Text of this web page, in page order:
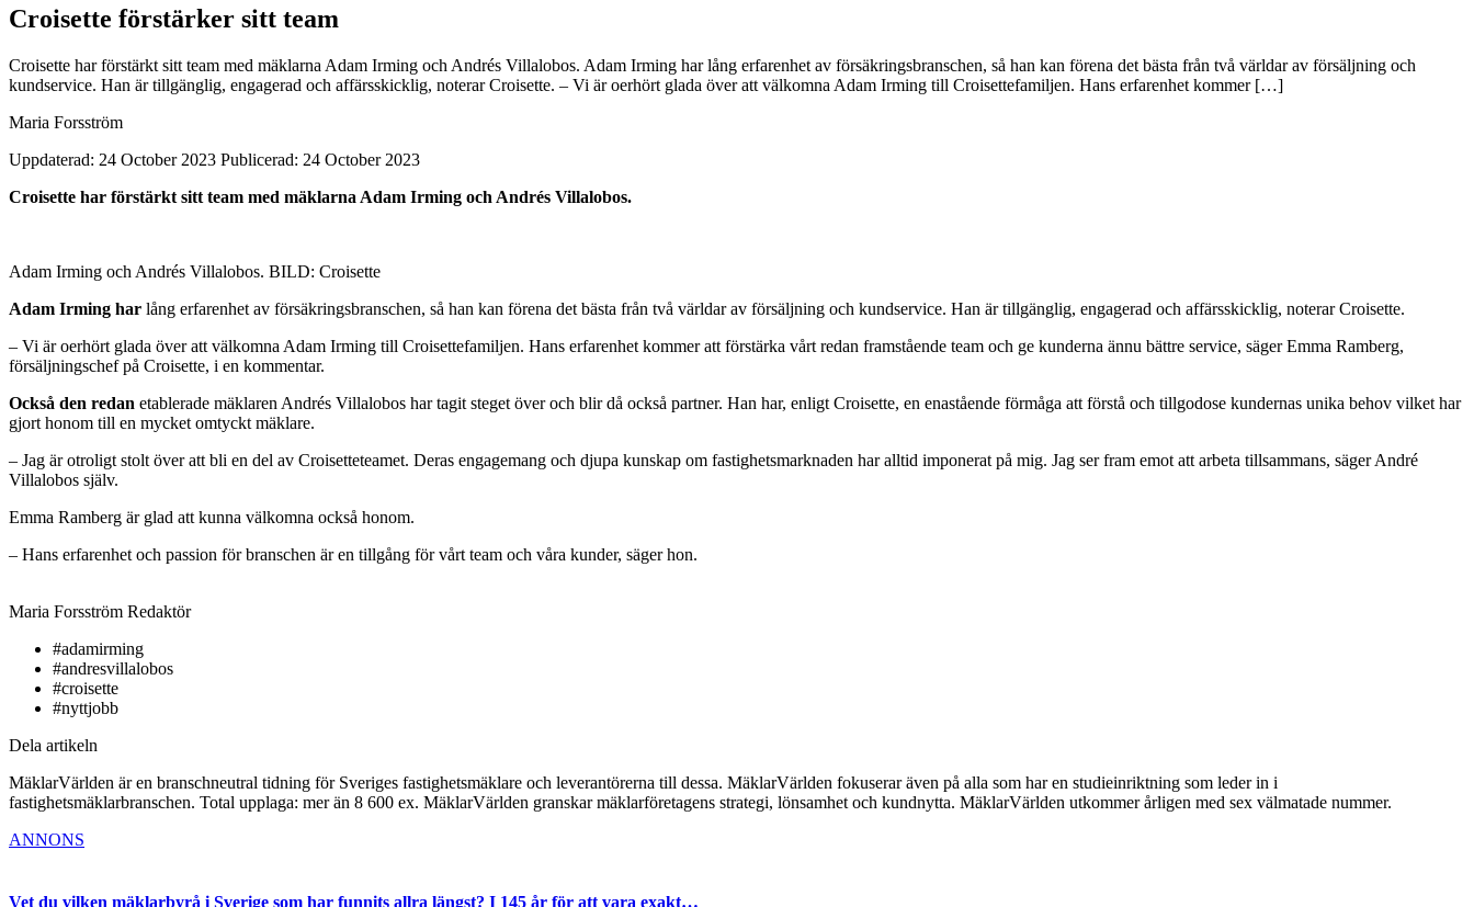
Croisette förstärker sitt team
Croisette har förstärkt sitt team med mäklarna Adam Irming och Andrés Villalobos. Adam Irming har lång erfarenhet av försäkringsbranschen, så han kan förena det bästa från två världar av försäljning och
kundservice. Han är tillgänglig, engagerad och affärsskicklig, noterar Croisette. – Vi är oerhört glada över att välkomna Adam Irming till Croisettefamiljen. Hans erfarenhet kommer […]
Maria Forsström
Uppdaterad: 24 October 2023 Publicerad: 24 October 2023
Croisette har förstärkt sitt team med mäklarna Adam Irming och Andrés Villalobos.
Adam Irming och Andrés Villalobos. BILD: Croisette
Adam Irming har lång erfarenhet av försäkringsbranschen, så han kan förena det bästa från två världar av försäljning och kundservice. Han är tillgänglig, engagerad och affärsskicklig, noterar Croisette.
– Vi är oerhört glada över att välkomna Adam Irming till Croisettefamiljen. Hans erfarenhet kommer att förstärka vårt redan framstående team och ge kunderna ännu bättre service, säger Emma Ramberg,
försäljningschef på Croisette, i en kommentar.
Också den redan etablerade mäklaren Andrés Villalobos har tagit steget över och blir då också partner. Han har, enligt Croisette, en enastående förmåga att förstå och tillgodose kundernas unika behov vilket har
gjort honom till en mycket omtyckt mäklare.
– Jag är otroligt stolt över att bli en del av Croisetteteamet. Deras engagemang och djupa kunskap om fastighetsmarknaden har alltid imponerat på mig. Jag ser fram emot att arbeta tillsammans, säger André
Villalobos själv.
Emma Ramberg är glad att kunna välkomna också honom.
– Hans erfarenhet och passion för branschen är en tillgång för vårt team och våra kunder, säger hon.
Maria Forsström Redaktör
#adamirming
#andresvillalobos
#croisette
#nyttjobb
Dela artikeln
MäklarVärlden är en branschneutral tidning för Sveriges fastighetsmäklare och leverantörerna till dessa. MäklarVärlden fokuserar även på alla som har en studieinriktning som leder in i
fastighetsmäklarbranschen. Total upplaga: mer än 8 600 ex. MäklarVärlden granskar mäklarföretagens strategi, lönsamhet och kundnytta. MäklarVärlden utkommer årligen med sex välmatade nummer.
ANNONS
Vet du vilken mäklarbyrå i Sverige som har funnits allra längst? I 145 år för att vara exakt…